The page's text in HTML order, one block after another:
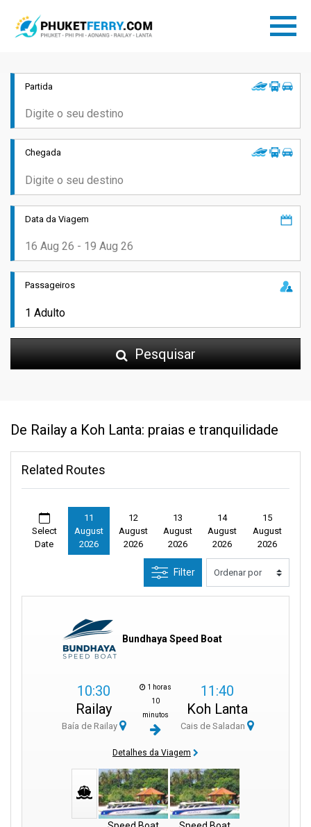
Partida
Chegada
Data da Viagem
Passageiros
Pesquisar
De Railay a Koh Lanta: praias e tranquilidade
Related Routes
Select
Date
11
August
2026
12
August
2026
13
August
2026
14
August
2026
15
August
2026
Filter
Bundhaya Speed Boat
10:30
Railay
Baía de Railay
1 horas
10
minutos
11:40
Koh Lanta
Cais de Saladan
Detalhes da Viagem